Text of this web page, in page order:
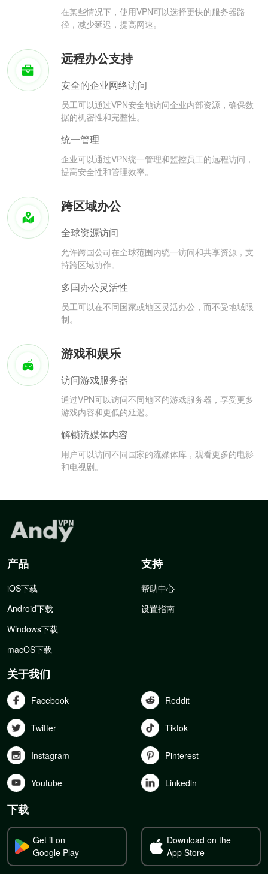
在某些情况下，使用VPN可以选择更快的服务器路
径，减少延迟，提高网速。
远程办公支持
安全的企业网络访问
员工可以通过VPN安全地访问企业内部资源，确保数
据的机密性和完整性。
统一管理
企业可以通过VPN统一管理和监控员工的远程访问，
提高安全性和管理效率。
跨区域办公
全球资源访问
允许跨国公司在全球范围内统一访问和共享资源，支
持跨区域协作。
多国办公灵活性
员工可以在不同国家或地区灵活办公，而不受地域限
制。
游戏和娱乐
访问游戏服务器
通过VPN可以访问不同地区的游戏服务器，享受更多
游戏内容和更低的延迟。
解锁流媒体内容
用户可以访问不同国家的流媒体库，观看更多的电影
和电视剧。
产品
iOS下载
Android下载
Windows下载
macOS下载
支持
帮助中心
设置指南
关于我们
Facebook Reddit
Twitter Tiktok
Instagram Pinterest
Youtube Linkedln
下载
Get it on
Google Play
Download on the
App Store